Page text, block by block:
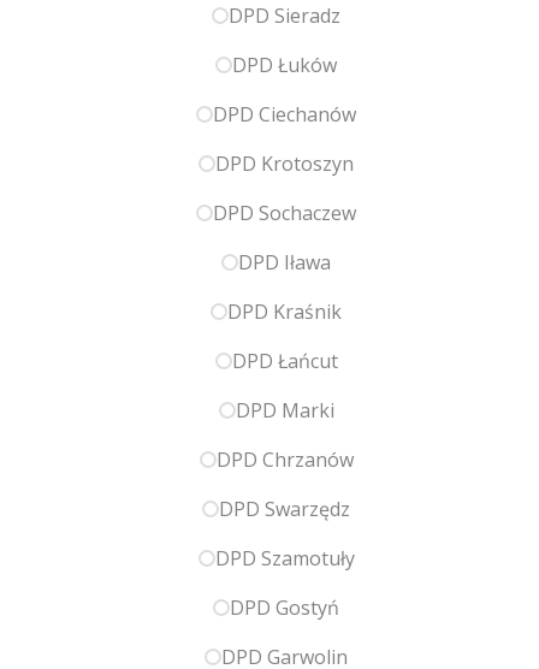
DPD Sieradz
DPD Łuków
DPD Ciechanów
DPD Krotoszyn
DPD Sochaczew
DPD Iława
DPD Kraśnik
DPD Łańcut
DPD Marki
DPD Chrzanów
DPD Swarzędz
DPD Szamotuły
DPD Gostyń
DPD Garwolin